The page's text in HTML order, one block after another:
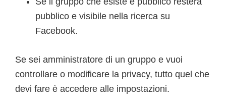
pubblico e visibile nella ricerca su
Facebook.
Se sei amministratore di un gruppo e vuoi
controllare o modificare la privacy, tutto quel che
devi fare è accedere alle impostazioni.